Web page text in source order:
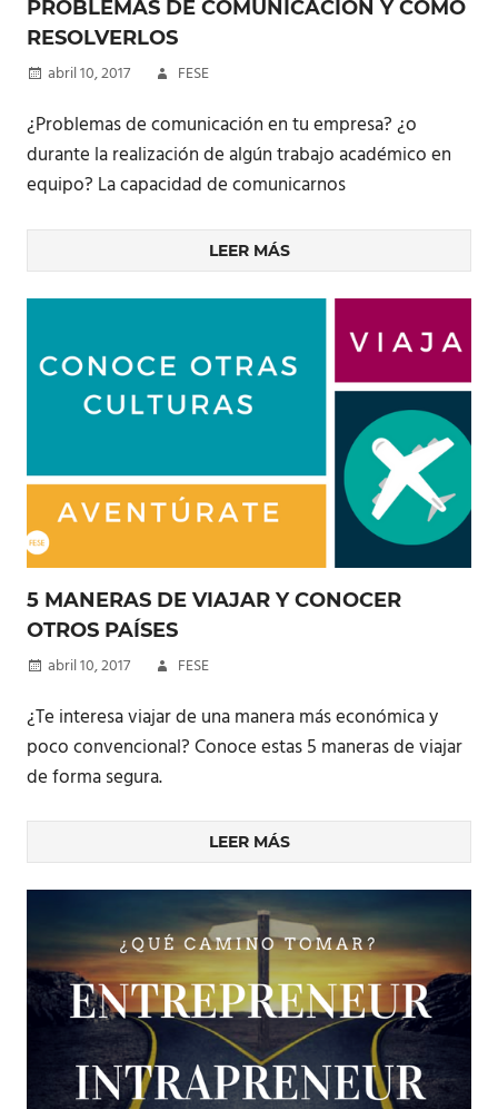
PROBLEMAS DE COMUNICACIÓN Y CÓMO
RESOLVERLOS
abril 10, 2017 FESE
¿Problemas de comunicación en tu empresa? ¿o
durante la realización de algún trabajo académico en
equipo? La capacidad de comunicarnos
LEER MÁS
5 MANERAS DE VIAJAR Y CONOCER
OTROS PAÍSES
abril 10, 2017 FESE
¿Te interesa viajar de una manera más económica y
poco convencional? Conoce estas 5 maneras de viajar
de forma segura.
LEER MÁS